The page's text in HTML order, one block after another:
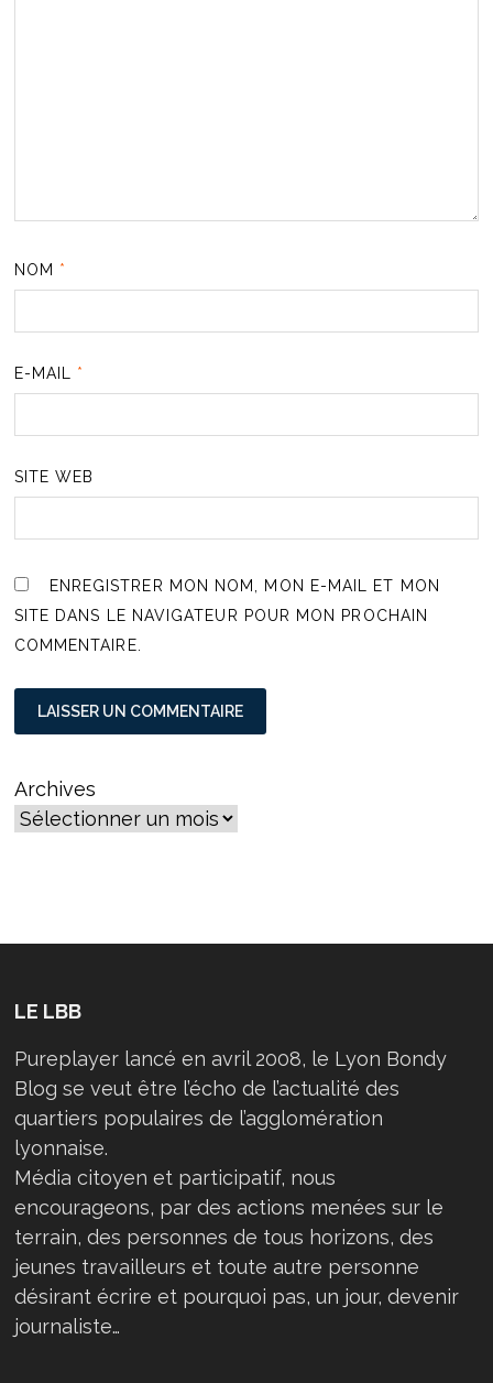
NOM *
E-MAIL *
SITE WEB
ENREGISTRER MON NOM, MON E-MAIL ET MON
SITE DANS LE NAVIGATEUR POUR MON PROCHAIN
COMMENTAIRE.
Archives
LE LBB
Pureplayer lancé en avril 2008, le Lyon Bondy
Blog se veut être l’écho de l’actualité des
quartiers populaires de l’agglomération
lyonnaise.
Média citoyen et participatif, nous
encourageons, par des actions menées sur le
terrain, des personnes de tous horizons, des
jeunes travailleurs et toute autre personne
désirant écrire et pourquoi pas, un jour, devenir
journaliste…